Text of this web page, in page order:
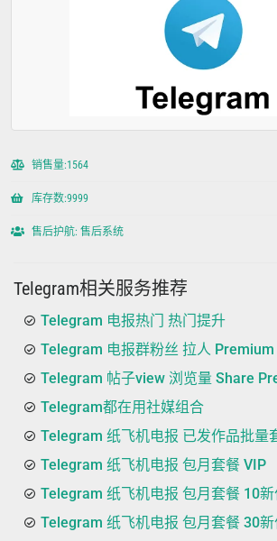
销售量:1564
库存数:9999
售后护航: 售后系统
Telegram相关服务推荐
Telegram 电报热门 热门提升
Telegram 电报群粉丝 拉人 Premium
Telegram 帖子view 浏览量 Share
Telegram都在用社媒组合
Telegram 纸飞机电报 已发作品批量
Telegram 纸飞机电报 包月套餐 VIP
Telegram 纸飞机电报 包月套餐 10新
Telegram 纸飞机电报 包月套餐 30新